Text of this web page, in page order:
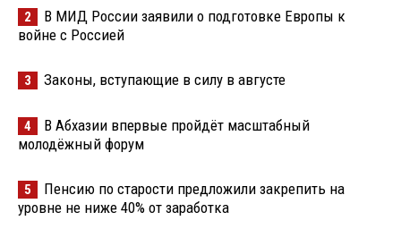
2
В МИД России заявили о подготовке Европы к
войне с Россией
3 Законы, вступающие в силу в августе
4
В Абхазии впервые пройдёт масштабный
молодёжный форум
5
Пенсию по старости предложили закрепить на
уровне не ниже 40% от заработка